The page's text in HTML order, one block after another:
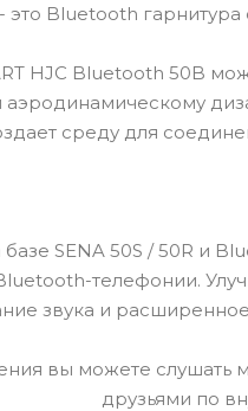
это Bluetooth
HJC Bluetooth 50B
среду для
SENA 50S / 50R и
телефонии.
звука и
вы можете слушать
друзьями по